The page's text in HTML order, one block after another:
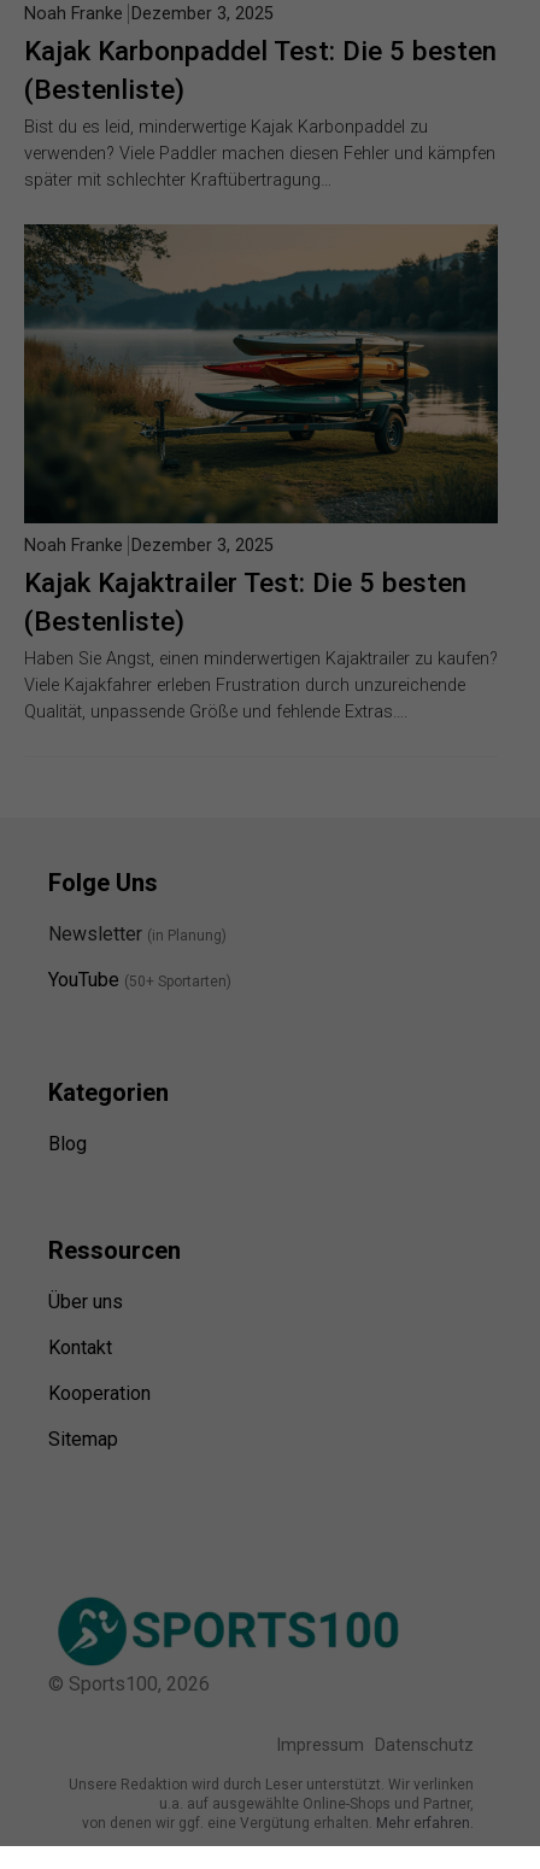
Kajak Karbonpaddel Test: Die 5 besten
(Bestenliste)
Noah Franke Dezember 3, 2025
Bist du es leid, minderwertige Kajak Karbonpaddel zu
verwenden? Viele Paddler machen diesen Fehler und kämpfen
später mit schlechter Kraftübertragung…
Kajak Kajaktrailer Test: Die 5 besten
(Bestenliste)
Noah Franke Dezember 3, 2025
Haben Sie Angst, einen minderwertigen Kajaktrailer zu kaufen?
Viele Kajakfahrer erleben Frustration durch unzureichende
Qualität, unpassende Größe und fehlende Extras….
Folge Uns
Newsletter (in Planung)
YouTube (50+ Sportarten)
Kategorien
Blog
Ressourcen
Über uns
Kontakt
Kooperation
Sitemap
© Sports100, 2026
Impressum Datenschutz
Unsere Redaktion wird durch Leser unterstützt. Wir verlinken
u.a. auf ausgewählte Online-Shops und Partner,
von denen wir ggf. eine Vergütung erhalten. Mehr erfahren.